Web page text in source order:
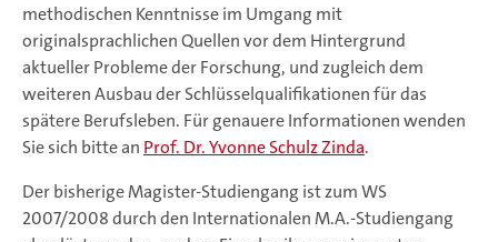
methodischen Kenntnisse im Umgang mit
originalsprachlichen Quellen vor dem Hintergrund
aktueller Probleme der Forschung, und zugleich dem
weiteren Ausbau der Schlüsselqualifikationen für das
spätere Berufsleben. Für genauere Informationen wenden
Sie sich bitte an Prof. Dr. Yvonne Schulz Zinda.
Der bisherige Magister-Studiengang ist zum WS
2007/2008 durch den Internationalen M.A.-Studiengang